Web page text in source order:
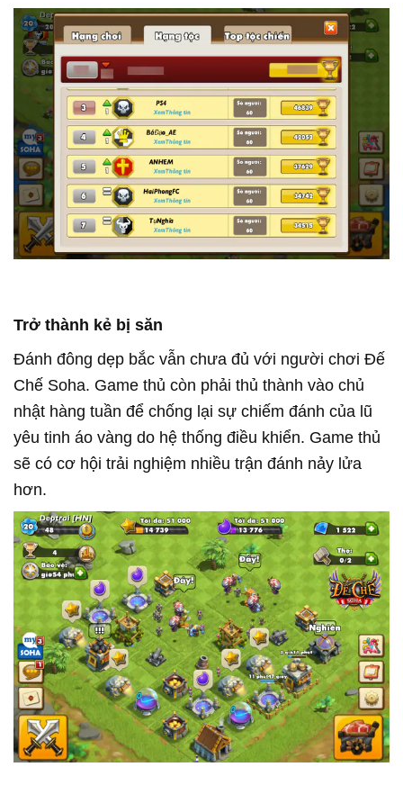
Trở thành kẻ bị săn
Đánh đông dẹp bắc vẫn chưa đủ với người chơi Đế
Chế Soha. Game thủ còn phải thủ thành vào chủ
nhật hàng tuần để chống lại sự chiếm đánh của lũ
yêu tinh áo vàng do hệ thống điều khiển. Game thủ
sẽ có cơ hội trải nghiệm nhiều trận đánh nảy lửa
hơn.